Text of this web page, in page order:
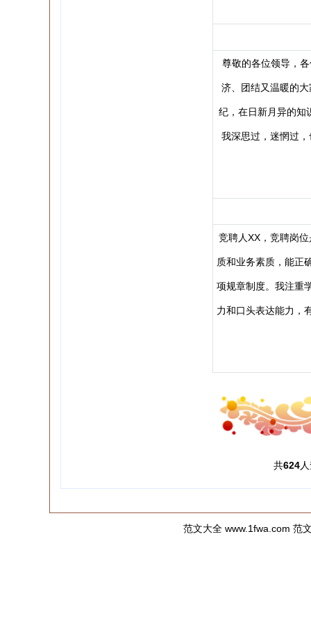
尊敬的各位领导，
济、团结又温暖的
纪，在日新月异的知
我深思过，迷惘过
竞聘人XX，竞聘岗
质和业务素质，能正
项规章制度。我注重
力和口头表达能力，
共624
范文大全 www.1fwa.com 范